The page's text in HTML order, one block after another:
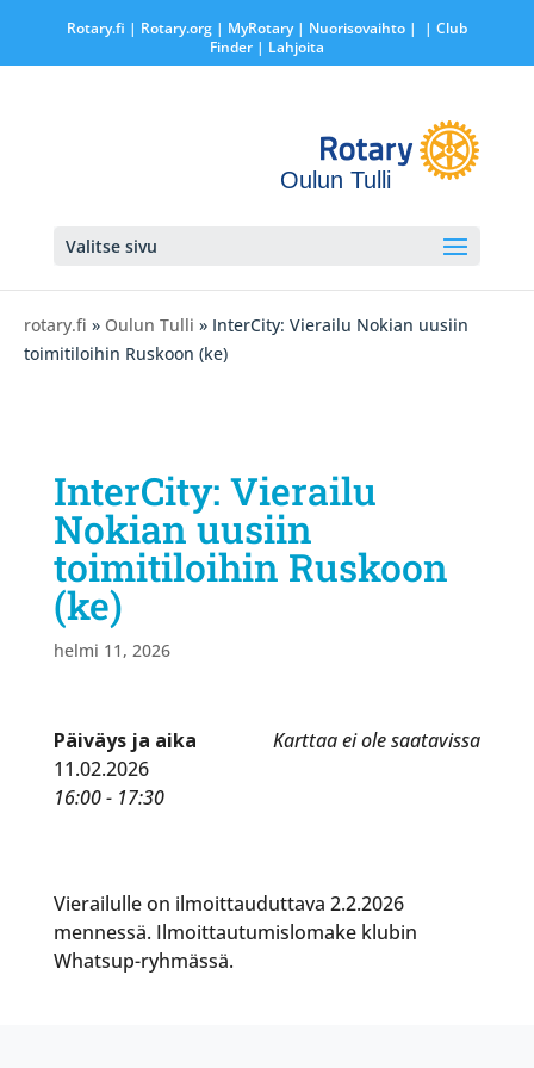
Rotary.fi | Rotary.org| MyRotary | Nuorisovaihto|
| Club
Finder| Lahjoita
Oulun Tulli
Valitse sivu
rotary.fi » Oulun Tulli » InterCity: Vierailu Nokian uusiin
toimitiloihin Ruskoon (ke)
InterCity: Vierailu
Nokian uusiin
toimitiloihin Ruskoon
(ke)
helmi 11, 2026
Karttaa ei ole saatavissa
Päiväys ja aika
11.02.2026
16:00 - 17:30
Vierailulle on ilmoittauduttava 2.2.2026
mennessä. Ilmoittautumislomake klubin
Whatsup-ryhmässä.